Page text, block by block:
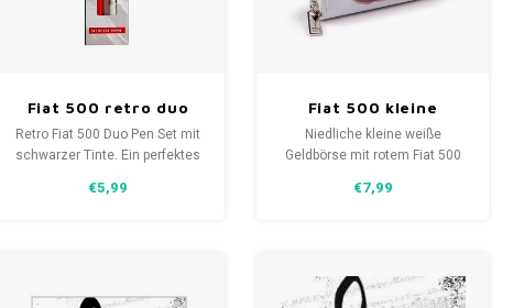
Fiat 500 retro duo
Stifteset
Retro Fiat 500 Duo Pen Set mit
schwarzer Tinte. Ein perfektes
offiziellen Lizenzen in einer
€5,99
Fiat 500 kleine
Brieftasche mit
Reißverschluss
Niedliche kleine weiße
Geldbörse mit rotem Fiat 500
perfekt gestaltetes Geschenk
€7,99